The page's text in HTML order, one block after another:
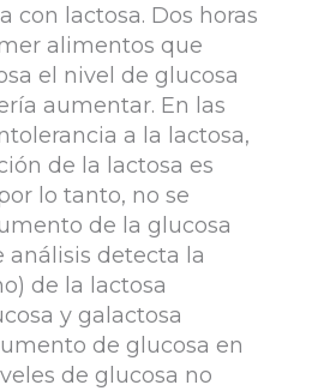
con lactosa. Dos horas
alimentos que
el nivel de glucosa
aumentar. En las
a la lactosa,
de la lactosa es
lo tanto, no se
de la glucosa
análisis detecta la
de la lactosa
y galactosa
de glucosa en
de glucosa no